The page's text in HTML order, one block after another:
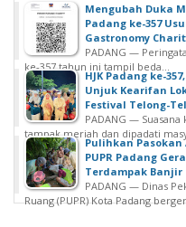
Mengubah Duka
Padang ke-357
Gastronomy
PADANG —
ke-357 tahun ini tampil beda...
HJK Padang ke-
Unjuk Kearifan
Festival Telong-
PADANG — Suasana
tampak meriah dan dipadati
Pulihkan Pasokan
PUPR Padang
Terdampak Banjir
PADANG — Dinas
Ruang (PUPR) Kota Padang